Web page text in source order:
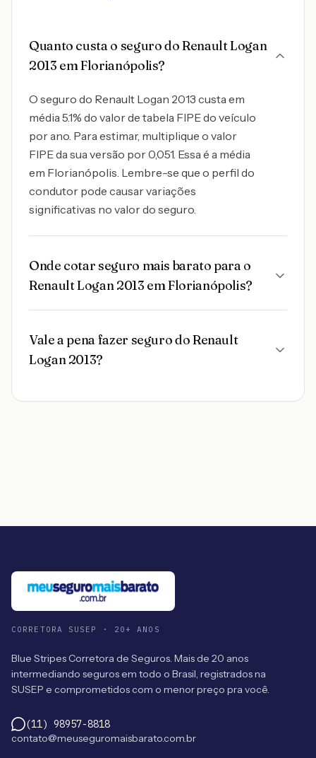
Quanto custa o seguro do Renault Logan
2013 em Florianópolis?
O seguro do Renault Logan 2013 custa em
média 5.1% do valor de tabela FIPE do veículo
por ano. Para estimar, multiplique o valor
FIPE da sua versão por 0,051. Essa é a média
em Florianópolis. Lembre-se que o perfil do
condutor pode causar variações
significativas no valor do seguro.
Onde cotar seguro mais barato para o
Renault Logan 2013 em Florianópolis?
Vale a pena fazer seguro do Renault
Logan 2013?
CORRETORA SUSEP · 20+ ANOS
Blue Stripes Corretora de Seguros. Mais de 20 anos
intermediando seguros em todo o Brasil, registrados na
SUSEP e comprometidos com o menor preço pra você.
(11) 98957-8818
contato@meuseguromaisbarato.com.br